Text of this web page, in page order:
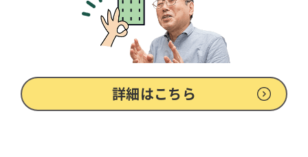
詳細はこちら